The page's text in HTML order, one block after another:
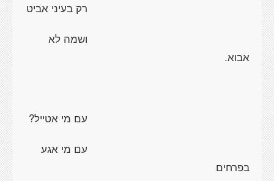
רק בעיני אביט
ושמה לא
אבוא.
עם מי אטייל?
עם מי אגע
בפרחים